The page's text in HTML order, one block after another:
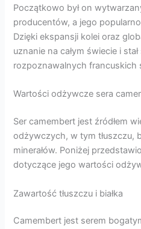
Początkowo był on
producentów, a jego
Dzięki ekspansji kolei oraz
uznanie na całym świecie i
rozpoznawalnych francuskich
Wartości odżywcze sera
Ser camembert jest źródłem
odżywczych, w tym tłuszczu,
minerałów. Poniżej
dotyczące jego wartości
Zawartość tłuszczu i białka
Camembert jest serem